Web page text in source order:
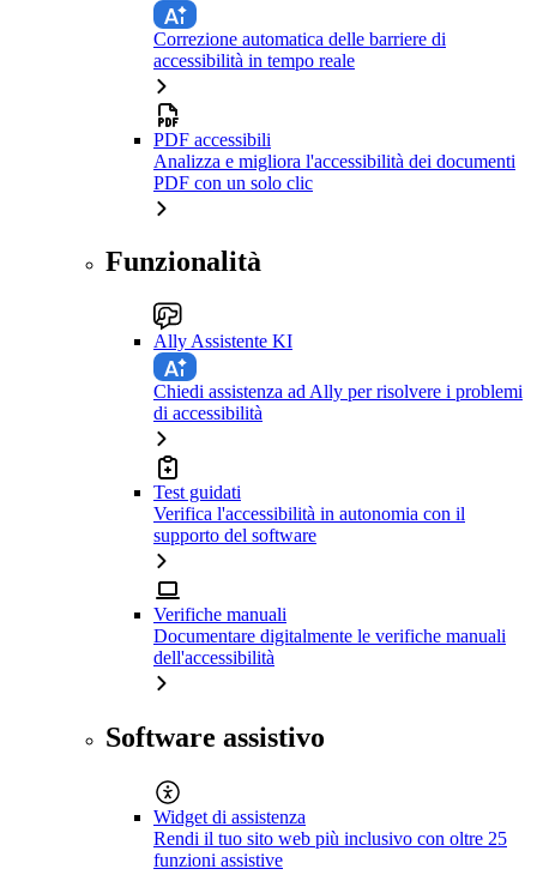
Correzione automatica delle barriere di
accessibilità in tempo reale
PDF accessibili
Analizza e migliora l'accessibilità dei documenti
PDF con un solo clic
Funzionalità
Ally Assistente KI
Chiedi assistenza ad Ally per risolvere i problemi
di accessibilità
Test guidati
Verifica l'accessibilità in autonomia con il
supporto del software
Verifiche manuali
Documentare digitalmente le verifiche manuali
dell'accessibilità
Software assistivo
Widget di assistenza
Rendi il tuo sito web più inclusivo con oltre 25
funzioni assistive